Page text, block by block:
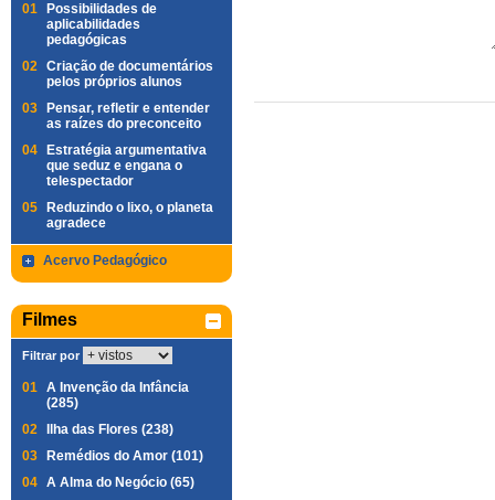
01
Possibilidades de
aplicabilidades
pedagógicas
02 Criação de documentários
pelos próprios alunos
03
Pensar, refletir e entender
as raízes do preconceito
04
Estratégia argumentativa
que seduz e engana o
telespectador
05
Reduzindo o lixo, o planeta
agradece
Acervo Pedagógico
Filmes
Filtrar por
01 A Invenção da Infância
(285)
02
Ilha das Flores (238)
03
Remédios do Amor (101)
04 A Alma do Negócio (65)